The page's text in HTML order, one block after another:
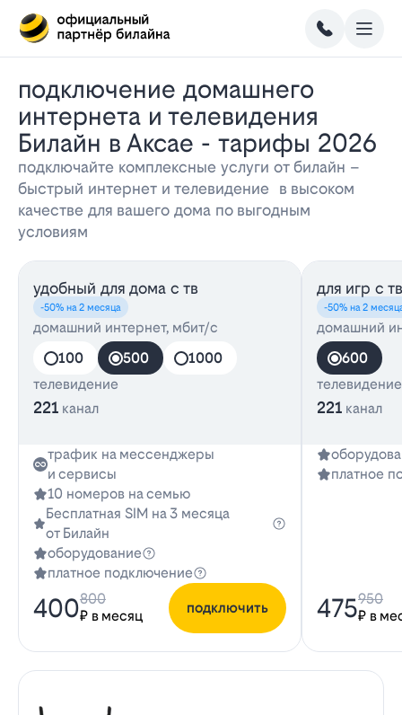
Подключение домашнего
интернета и телевидения
Билайн в Аксае - тарифы 2026
подключайте комплексные услуги от билайн –
быстрый интернет и телевидение в высоком
качестве для вашего дома по выгодным
условиям
удобный для дома с тв
-50% на 2 месяца
домашний интернет, мбит/с
100
500
1000
телевидение
221 канал
трафик на мессенджеры
и сервисы
10 номеров на семью
Бесплатная SIM на 3 месяца
от Билайн
оборудование
платное подключение
400₽ в месяц
800
подключить
для игр с тв
-50% на 2
домашний
600
телевидение
221 канал
платное
475₽ в
950